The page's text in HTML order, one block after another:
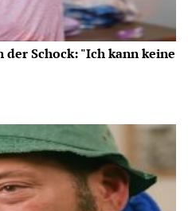
Schock: "Ich kann keine